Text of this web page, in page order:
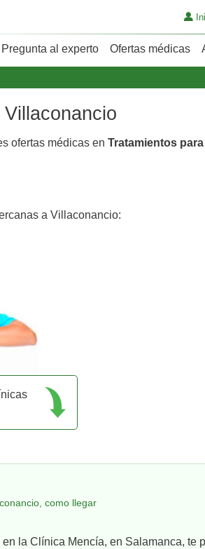
Pregunta al experto Ofertas médicas
ofertas médicas en Tratamientos
a Villaconancio:
como llegar
la Clínica Mencía, en Salamanca, te